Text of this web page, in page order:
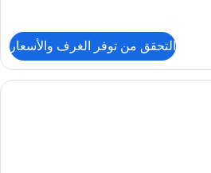
التحقق من توفر الغرف والأسعار
ميني بار وخزنة داخل الغرفة ومكتب